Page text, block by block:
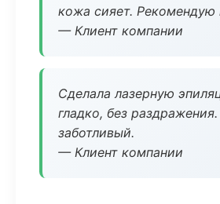
кожа сияет. Рекомендую
— Клиент компании
Сделала лазерную
гладко, без
заботливый.
— Клиент компании